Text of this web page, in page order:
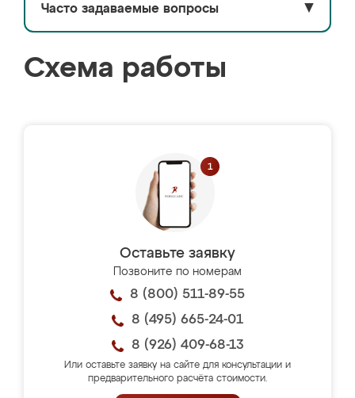
Часто задаваемые вопросы ▼
Схема работы
Оставьте заявку
Позвоните по номерам
8 (800) 511-89-55
8 (495) 665-24-01
8 (926) 409-68-13
Или оставьте заявку на сайте для консультации и
предварительного расчёта стоимости.